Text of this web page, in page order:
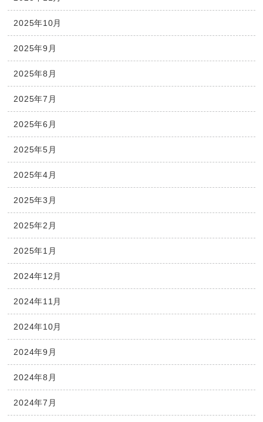
2025年10月
2025年9月
2025年8月
2025年7月
2025年6月
2025年5月
2025年4月
2025年3月
2025年2月
2025年1月
2024年12月
2024年11月
2024年10月
2024年9月
2024年8月
2024年7月